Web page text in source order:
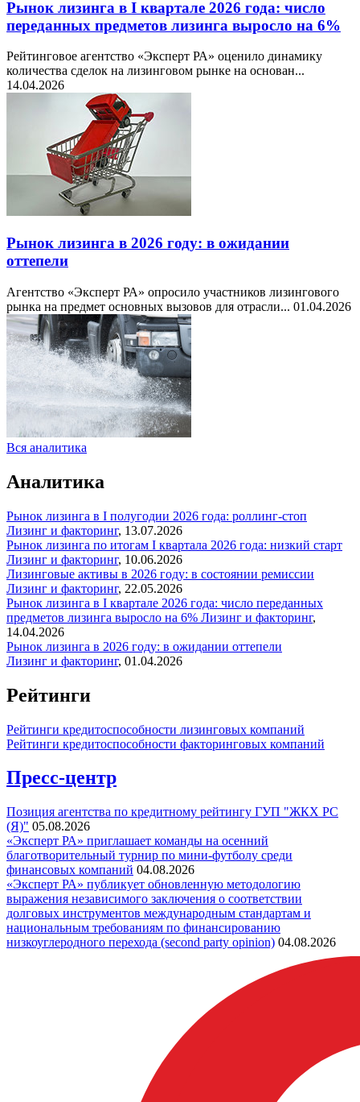
Рынок лизинга в I квартале 2026 года: число
переданных предметов лизинга выросло на 6%
Рейтинговое агентство «Эксперт РА» оценило динамику
количества сделок на лизинговом рынке на основан...
14.04.2026
Рынок лизинга в 2026 году: в ожидании
оттепели
Агентство «Эксперт РА» опросило участников лизингового
рынка на предмет основных вызовов для отрасли... 01.04.2026
Вся аналитика
Аналитика
Рынок лизинга в I полугодии 2026 года: роллинг-стоп
Лизинг и факторинг, 13.07.2026
Рынок лизинга по итогам I квартала 2026 года: низкий старт
Лизинг и факторинг, 10.06.2026
Лизинговые активы в 2026 году: в состоянии ремиссии
Лизинг и факторинг, 22.05.2026
Рынок лизинга в I квартале 2026 года: число переданных
предметов лизинга выросло на 6% Лизинг и факторинг,
14.04.2026
Рынок лизинга в 2026 году: в ожидании оттепели
Лизинг и факторинг, 01.04.2026
Рейтинги
Рейтинги кредитоспособности лизинговых компаний
Рейтинги кредитоспособности факторинговых компаний
Пресс-центр
Позиция агентства по кредитному рейтингу ГУП "ЖКХ РС
(Я)" 05.08.2026
«Эксперт РА» приглашает команды на осенний
благотворительный турнир по мини-футболу среди
финансовых компаний 04.08.2026
«Эксперт РА» публикует обновленную методологию
выражения независимого заключения о соответствии
долговых инструментов международным стандартам и
национальным требованиям по финансированию
низкоуглеродного перехода (second party opinion) 04.08.2026